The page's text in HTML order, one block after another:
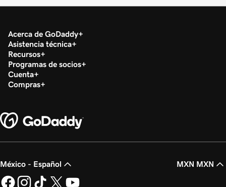
Acerca de GoDaddy
Asistencia técnica
Recursos
Programas de socios
Cuenta
Compras
México - Español MXN MXN